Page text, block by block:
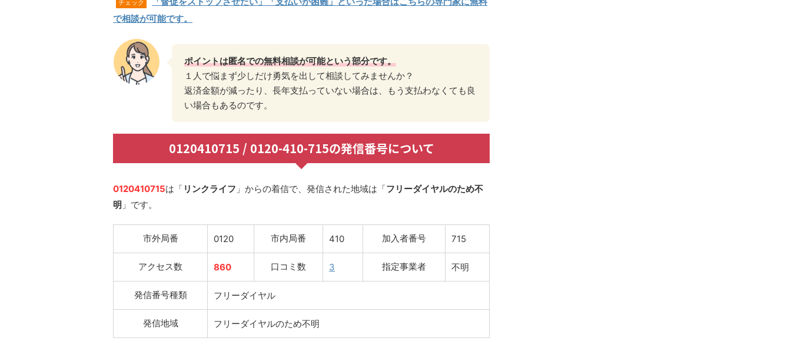
チェック
で相談が可能です。
ポイントは匿名での無料相談が可能という部分です。
１人で悩まず少しだけ勇気を出して相談してみませんか？
返済金額が減ったり、長年支払っていない場合は、もう支払わなくても良
い場合もあるのです。
0120410715 / 0120-410-715の発信番号について
0120410715は「 リンクライフ 」からの着信で、発信された地域は「フリーダイヤルのため不
明 」です。
市外局番 0120 市内局番 410 加入者番号 715
アクセス数 860 口コミ数 3 指定事業者 不明
発信番号種類 フリーダイヤル
発信地域 フリーダイヤルのため不明